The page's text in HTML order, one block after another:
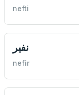
nefti
نفير
nefir